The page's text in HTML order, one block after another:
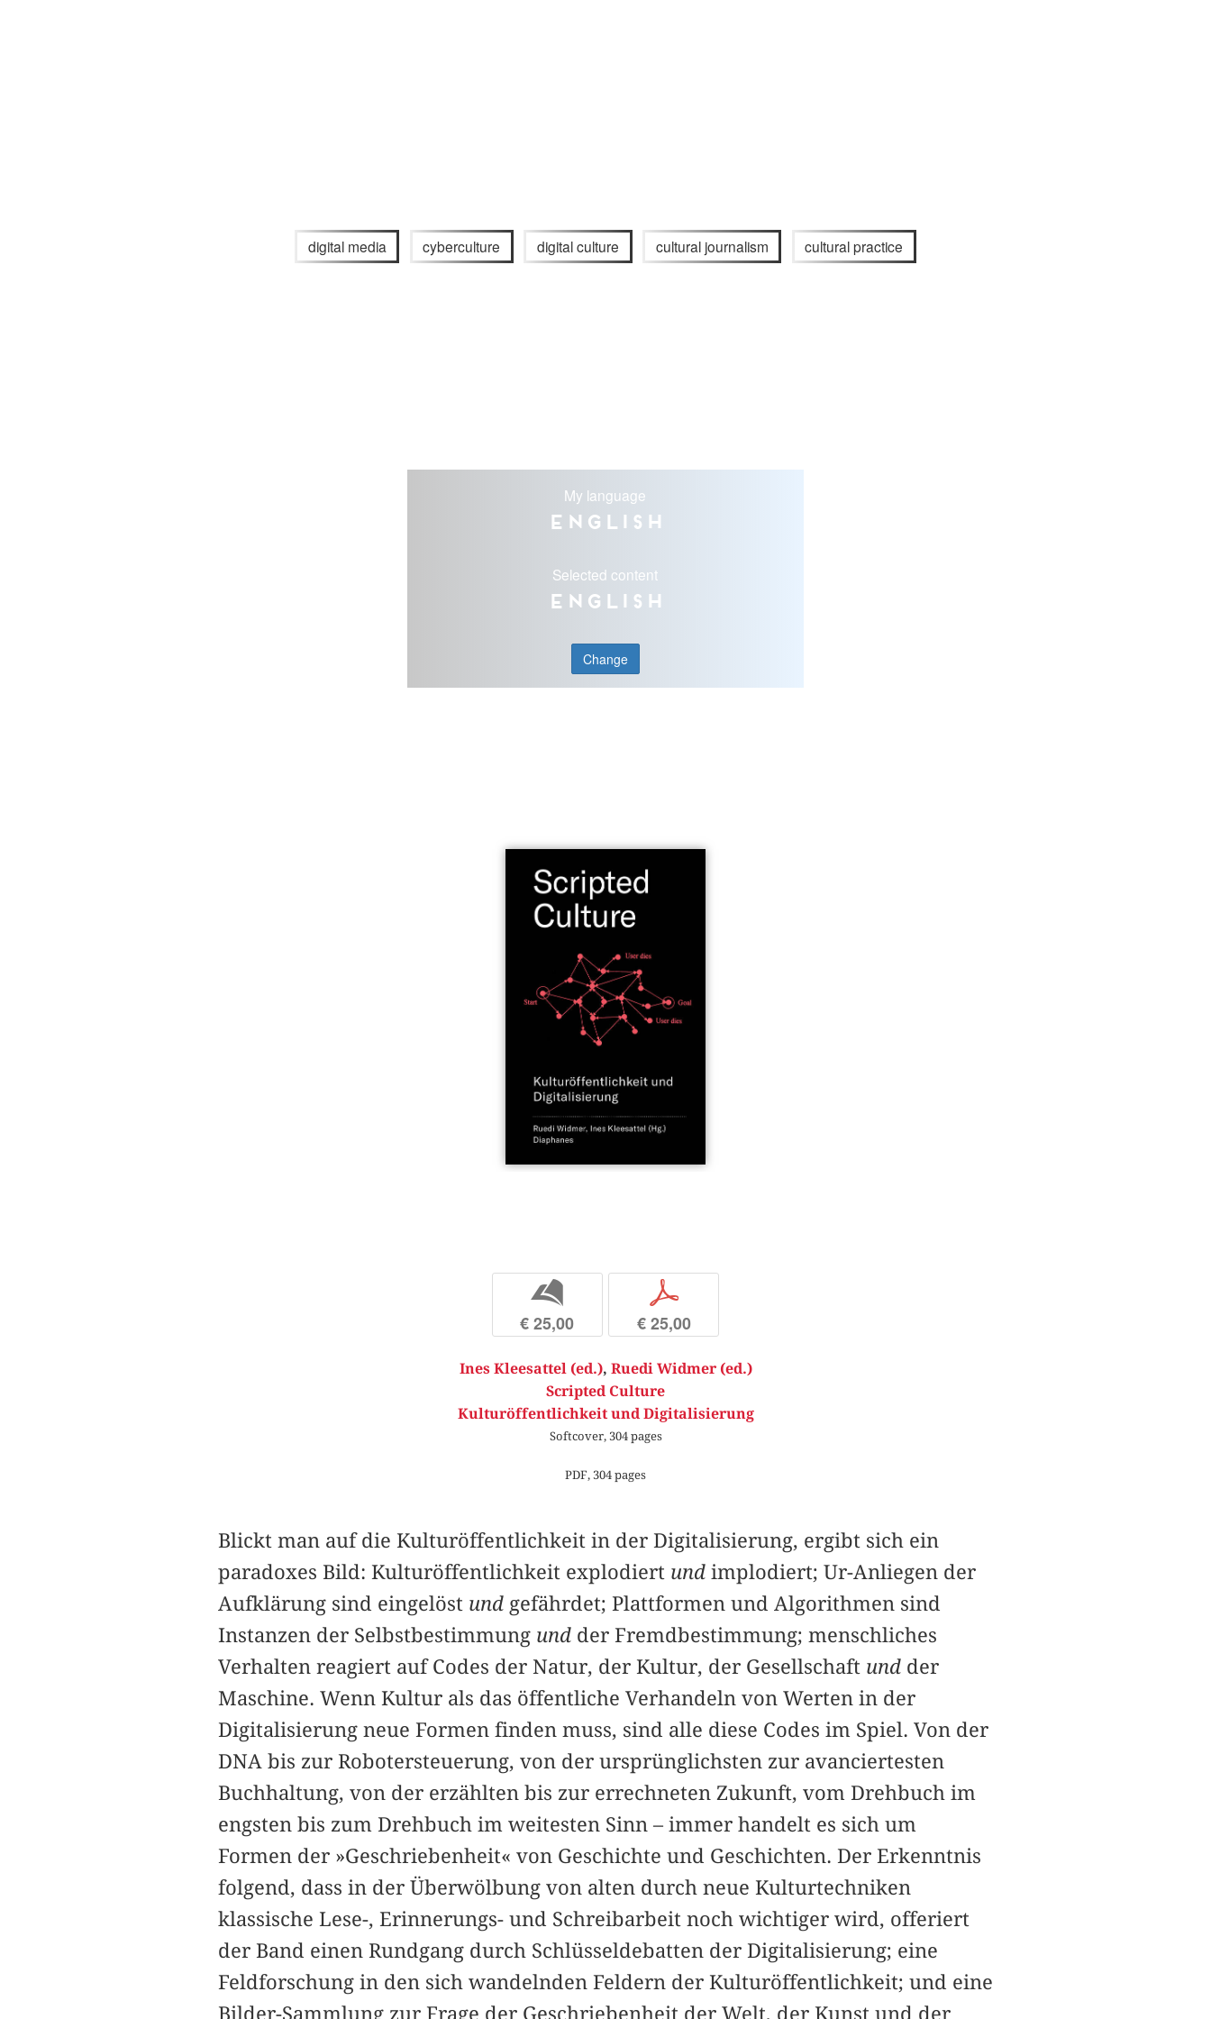
digital media cyberculture digital culture cultural journalism cultural practice
My language
English
Selected content
English
Change
b
€ 25,00
p
€ 25,00
Ines Kleesattel (ed.), Ruedi Widmer (ed.)
Scripted Culture
Kulturöffentlichkeit und Digitalisierung
Softcover, 304 pages
PDF, 304 pages
Blickt man auf die Kulturöffentlichkeit in der Digitalisierung, ergibt sich ein
paradoxes Bild: Kulturöffentlichkeit explodiert undimplodiert; Ur-Anliegen der
Aufklärung sind ein­gelöst undgefährdet; Plattformen und Algorithmen sind
Instanzen der Selbstbestimmung undder Fremdbestimmung; menschliches
Verhalten reagiert auf Codes der Natur, der Kultur, der Gesellschaft undder
Maschine. Wenn Kultur als das öffentliche Verhandeln von Werten in der
Digitalisierung neue Formen finden muss, sind alle diese Codes im Spiel. Von der
DNA bis zur Robotersteuerung, von der ursprünglichsten zur avanciertesten
Buchhaltung, von der erzählten bis zur errechneten Zukunft, vom Drehbuch im
engsten bis zum Drehbuch im weitesten Sinn – immer handelt es sich um
Formen der »Geschriebenheit« von Geschichte und Geschichten. Der Erkenntnis
folgend, dass in der Überwölbung von alten durch neue Kulturtechniken
klassische Lese-, Erinnerungs- und Schreibarbeit noch wichtiger wird, offeriert
der Band einen Rundgang durch Schlüssel­debatten der Digitalisierung; eine
Feldforschung in den sich wandelnden Feldern der Kulturöffentlichkeit; und eine
Bilder-Sammlung zur Frage der Geschriebenheit der Welt, der Kunst und der